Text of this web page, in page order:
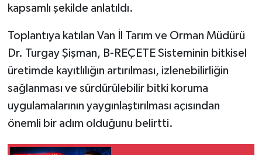
kapsamlı şekilde anlatıldı.
Toplantıya katılan Van İl Tarım ve Orman Müdürü
Dr. Turgay Şişman, B-REÇETE Sisteminin bitkisel
üretimde kayıtlılığın artırılması, izlenebilirliğin
sağlanması ve sürdürülebilir bitki koruma
uygulamalarının yaygınlaştırılması açısından
önemli bir adım olduğunu belirtti.